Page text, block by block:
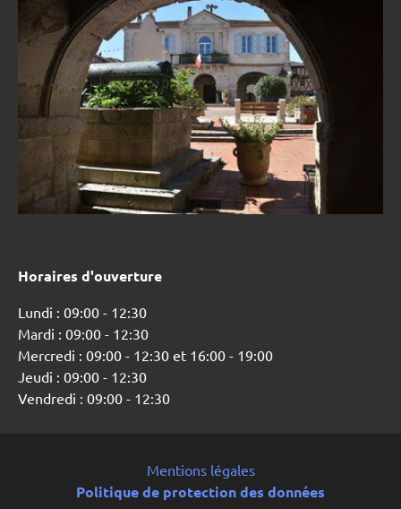
Horaires d'ouverture
Lundi : 09:00 - 12:30
Mardi : 09:00 - 12:30
Mercredi : 09:00 - 12:30 et 16:00 - 19:00
Jeudi : 09:00 - 12:30
Vendredi : 09:00 - 12:30
Mentions légales
Politique de protection des données